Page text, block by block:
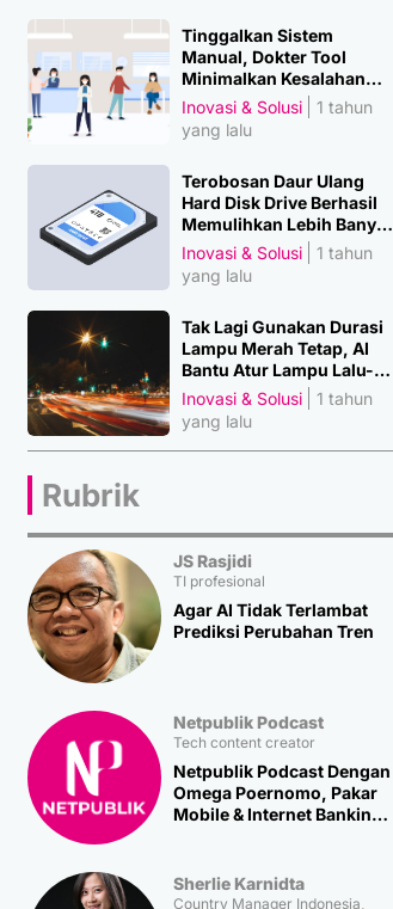
Tinggalkan Sistem
Manual, Dokter Tool
Minimalkan Kesalahan
Manusia
Inovasi & Solusi
1 tahun
yang lalu
Terobosan Daur Ulang
Hard Disk Drive Berhasil
Memulihkan Lebih Banyak
Material Penting
Inovasi & Solusi
1 tahun
yang lalu
Tak Lagi Gunakan Durasi
Lampu Merah Tetap, AI
Bantu Atur Lampu Lalu-
Lintas
Inovasi & Solusi
1 tahun
yang lalu
Rubrik
JS Rasjidi
TI profesional
Agar AI Tidak Terlambat
Prediksi Perubahan Tren
Netpublik Podcast
Tech content creator
Netpublik Podcast Dengan
Omega Poernomo, Pakar
Mobile & Internet Banking
Sherlie Karnidta
Country Manager Indonesia,